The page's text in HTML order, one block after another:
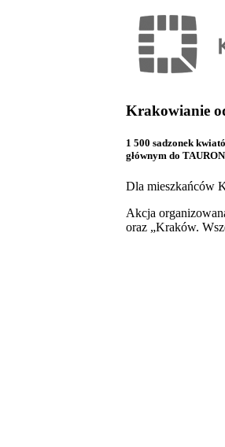
Krakowianie
1 500 sadzonek
głównym do
Dla mieszkańców
Akcja
oraz „Kraków.